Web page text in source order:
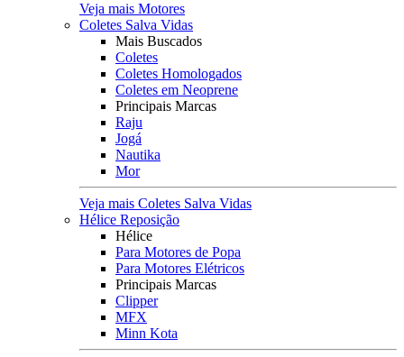
Veja mais Motores
Coletes Salva Vidas
Mais Buscados
Coletes
Coletes Homologados
Coletes em Neoprene
Principais Marcas
Raju
Jogá
Nautika
Mor
Veja mais Coletes Salva Vidas
Hélice Reposição
Hélice
Para Motores de Popa
Para Motores Elétricos
Principais Marcas
Clipper
MFX
Minn Kota